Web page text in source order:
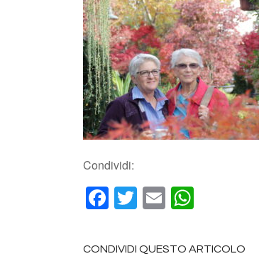
Condividi:
Facebook
Twitter
Email
CONDIVIDI QUESTO ARTICOLO